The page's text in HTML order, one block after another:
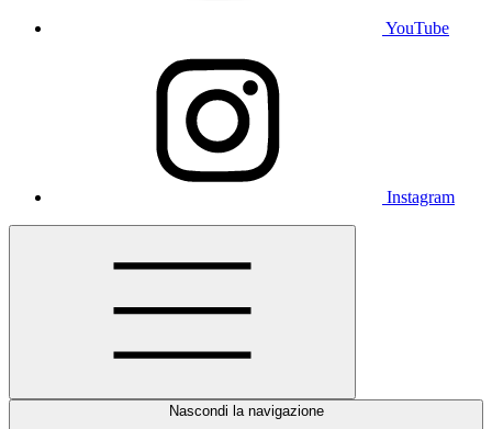
YouTube
Instagram
Nascondi la navigazione